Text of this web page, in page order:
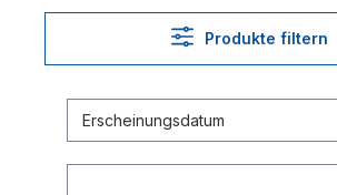
Produkte filtern